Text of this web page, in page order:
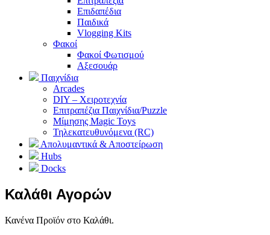
Επιδαπέδια
Παιδικά
Vlogging Kits
Φακοί
Φακοί Φωτισμού
Αξεσουάρ
Παιχνίδια
Arcades
DIY – Χειροτεχνία
Επιτραπέζια Παιχνίδια/Puzzle
Μίμησης Magic Toys
Τηλεκατευθυνόμενα (RC)
Απολυμαντικά & Αποστείρωση
Hubs
Docks
Καλάθι Αγορών
Κανένα Προϊόν στο Καλάθι.